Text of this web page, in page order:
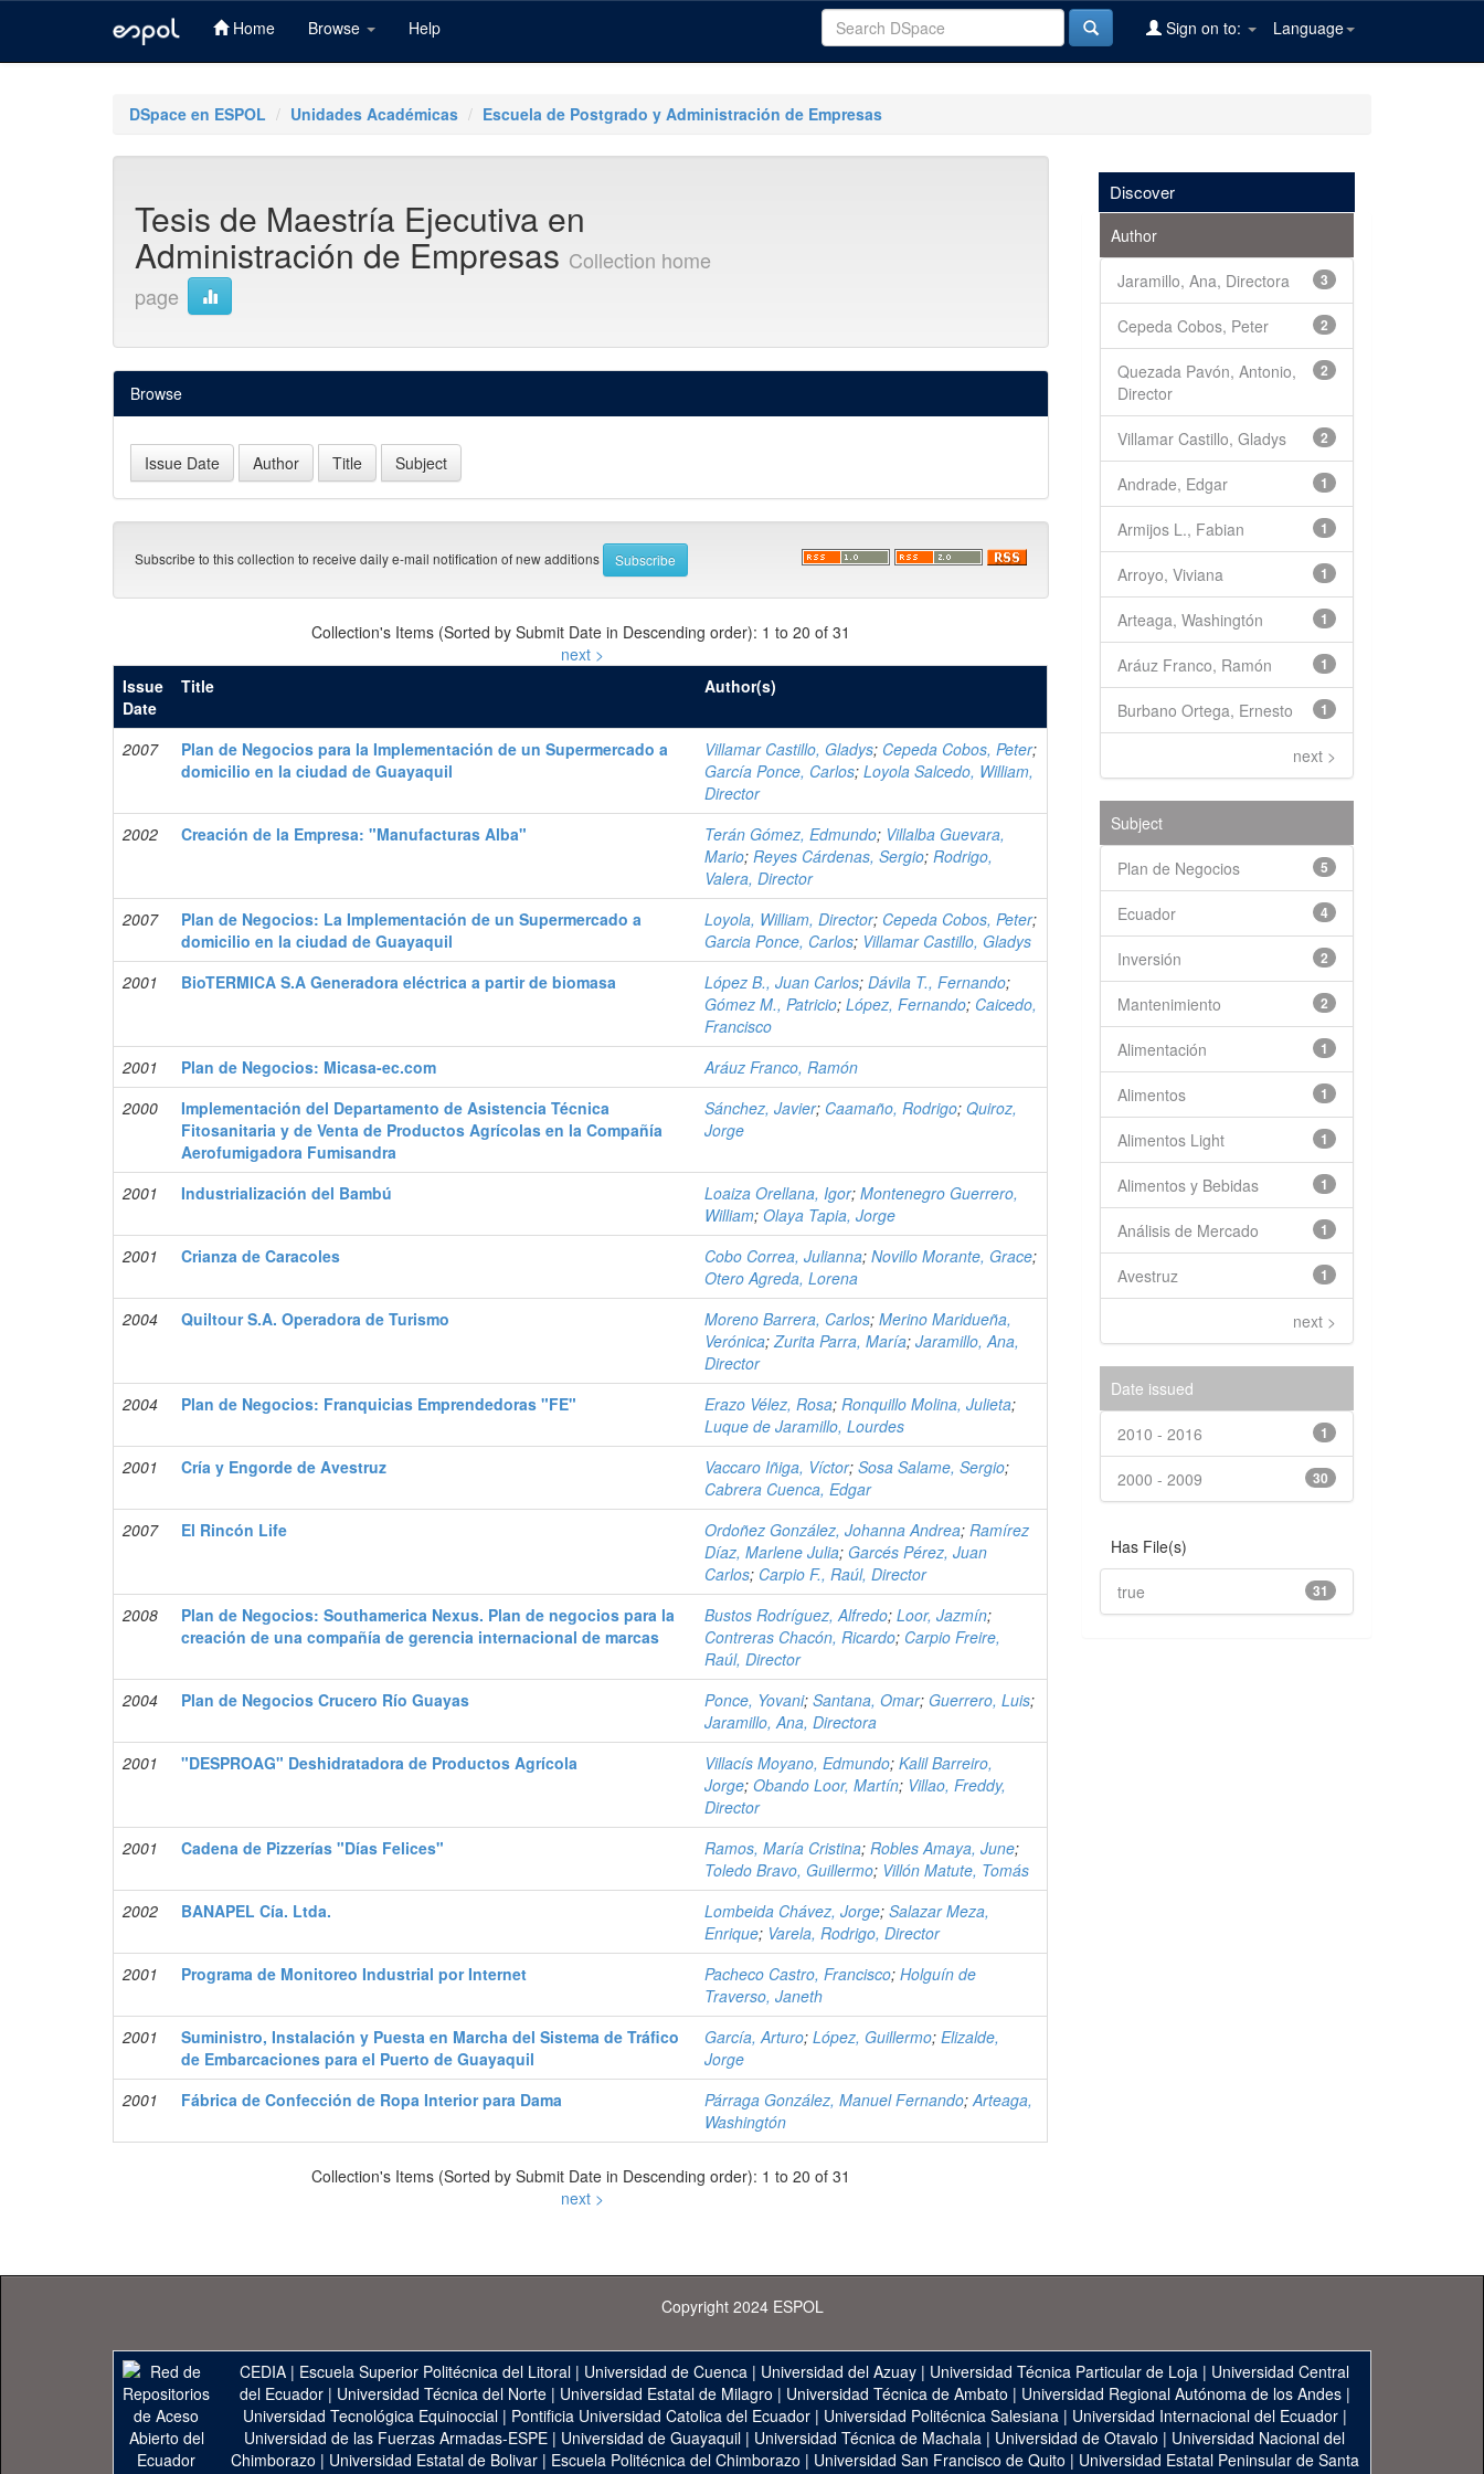
Home Browse Help Language
Sign on to:
DSpace en ESPOL Unidades Académicas Escuela de Postgrado y Administración de Empresas
Tesis de Maestría Ejecutiva en
Administración de Empresas Collection home
page
Browse
Subscribe to this collection to receive daily e-mail notification of new additions
Collection's Items (Sorted by Submit Date in Descending order): 1 to 20 of 31
next >
Issue
Date
Title Author(s)
2007
Plan de Negocios para la Implementación de un Supermercado a
domicilio en la ciudad de Guayaquil
Villamar Castillo, Gladys; Cepeda Cobos, Peter;
García Ponce, Carlos;Loyola Salcedo, William,
Director
2002
Creación de la Empresa: "Manufacturas Alba" Terán Gómez, Edmundo; Villalba Guevara,
Mario;Reyes Cárdenas, Sergio;Rodrigo,
Valera, Director
2007
Plan de Negocios: La Implementación de un Supermercado a
domicilio en la ciudad de Guayaquil
Loyola, William, Director; Cepeda Cobos, Peter;
Garcia Ponce, Carlos; Villamar Castillo, Gladys
2001
BioTERMICA S.A Generadora eléctrica a partir de biomasa López B., Juan Carlos;Dávila T., Fernando;
Gómez M., Patricio;López, Fernando; Caicedo,
Francisco
2001
Plan de Negocios: Micasa-ec.com
Aráuz Franco, Ramón
2000
Implementación del Departamento de Asistencia Técnica
Fitosanitaria y de Venta de Productos Agrícolas en la Compañía
Aerofumigadora Fumisandra
Sánchez, Javier; Caamaño, Rodrigo;Quiroz,
Jorge
2001 Industrialización del Bambú Loaiza Orellana, Igor;Montenegro Guerrero,
William;Olaya Tapia, Jorge
2001
Crianza de Caracoles Cobo Correa, Julianna;Novillo Morante, Grace;
Otero Agreda, Lorena
2004
Quiltour S.A. Operadora de Turismo Moreno Barrera, Carlos;Merino Maridueña,
Verónica;Zurita Parra, María;Jaramillo, Ana,
Director
2004
Plan de Negocios: Franquicias Emprendedoras "FE" Erazo Vélez, Rosa;Ronquillo Molina, Julieta;
Luque de Jaramillo, Lourdes
2001
Cría y Engorde de Avestruz Vaccaro Iñiga, Víctor;Sosa Salame, Sergio;
Cabrera Cuenca, Edgar
2007
El Rincón Life Ordoñez González, Johanna Andrea;Ramírez
Díaz, Marlene Julia; Garcés Pérez, Juan
Carlos; Carpio F., Raúl, Director
2008
Plan de Negocios: Southamerica Nexus. Plan de negocios para la
creación de una compañía de gerencia internacional de marcas
Bustos Rodríguez, Alfredo;Loor, Jazmín;
Contreras Chacón, Ricardo; Carpio Freire,
Raúl, Director
2004
Plan de Negocios Crucero Río Guayas Ponce, Yovani;Santana, Omar; Guerrero, Luis;
Jaramillo, Ana, Directora
2001
"DESPROAG" Deshidratadora de Productos Agrícola Villacís Moyano, Edmundo;Kalil Barreiro,
Jorge;Obando Loor, Martín; Villao, Freddy,
Director
2001
Cadena de Pizzerías "Días Felices" Ramos, María Cristina;Robles Amaya, June;
Toledo Bravo, Guillermo; Villón Matute, Tomás
2002
BANAPEL Cía. Ltda. Lombeida Chávez, Jorge;Salazar Meza,
Enrique; Varela, Rodrigo, Director
2001
Programa de Monitoreo Industrial por Internet Pacheco Castro, Francisco;Holguín de
Traverso, Janeth
2001
Suministro, Instalación y Puesta en Marcha del Sistema de Tráfico
de Embarcaciones para el Puerto de Guayaquil
García, Arturo;López, Guillermo;Elizalde,
Jorge
2001
Fábrica de Confección de Ropa Interior para Dama Párraga González, Manuel Fernando;Arteaga,
Washingtón
Collection's Items (Sorted by Submit Date in Descending order): 1 to 20 of 31
next >
Discover
Author
3
Jaramillo, Ana, Directora
2
Cepeda Cobos, Peter
2
Quezada Pavón, Antonio,
Director
2
Villamar Castillo, Gladys
1
Andrade, Edgar
1
Armijos L., Fabian
1
Arroyo, Viviana
1
Arteaga, Washingtón
1
Aráuz Franco, Ramón
1
Burbano Ortega, Ernesto
next >
Subject
5
Plan de Negocios
4
Ecuador
2
Inversión
2
Mantenimiento
1
Alimentación
1
Alimentos
1
Alimentos Light
1
Alimentos y Bebidas
1
Análisis de Mercado
1
Avestruz
next >
Date issued
1
2010 - 2016
30
2000 - 2009
Has File(s)
31
true
Copyright 2024 ESPOL
CEDIA | Escuela Superior Politécnica del Litoral | Universidad de Cuenca | Universidad del Azuay | Universidad Técnica Particular de Loja | Universidad Central
del Ecuador| Universidad Técnica del Norte| Universidad Estatal de Milagro | Universidad Técnica de Ambato | Universidad Regional Autónoma de los Andes|
Universidad Tecnológica Equinoccial| Pontificia Universidad Catolica del Ecuador| Universidad Politécnica Salesiana| Universidad Internacional del Ecuador|
Universidad de las Fuerzas Armadas-ESPE | Universidad de Guayaquil | Universidad Técnica de Machala | Universidad de Otavalo | Universidad Nacional del
Chimborazo | Universidad Estatal de Bolivar| Escuela Politécnica del Chimborazo | Universidad San Francisco de Quito | Universidad Estatal Peninsular de Santa